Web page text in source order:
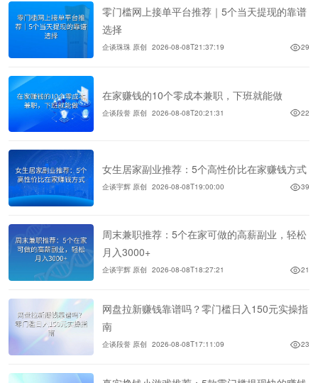
零门槛网上接单平台推荐｜5个当天提现的靠谱
选择
企谈珠珠 原创 2026-08-08T21:37:19 29
在家赚钱的10个零成本兼职，下班就能做
企谈段誉 原创 2026-08-08T20:21:31 22
女生居家副业推荐：5个高性价比在家赚钱方式
企谈宇辉 原创 2026-08-08T19:00:00 39
周末兼职推荐：5个在家可做的高薪副业，轻松
月入3000+
企谈宇辉 原创 2026-08-08T18:27:21 21
网盘拉新赚钱靠谱吗？零门槛日入150元实操指
南
企谈段誉 原创 2026-08-08T17:11:09 23